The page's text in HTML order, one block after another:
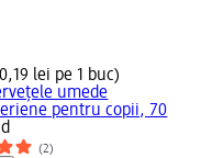
lei pe 1 buc)
umede
pentru copii, 70
(2)